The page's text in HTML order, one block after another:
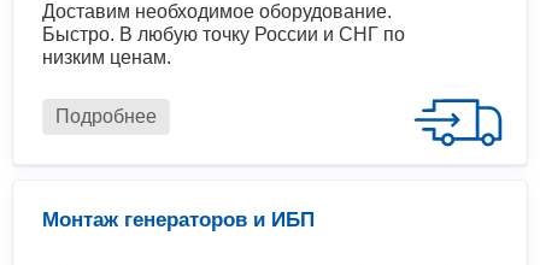
Доставим необходимое оборудование.
Быстро. В любую точку России и СНГ по
низким ценам.
Подробнее
Монтаж генераторов и ИБП